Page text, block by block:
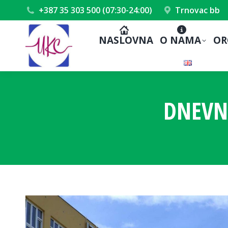
+387 35 303 500 (07:30-24:00) Trnovac bb
NASLOVNA O NAMA